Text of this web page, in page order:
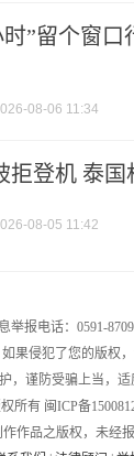
”留个窗口
08-06 11:34
拒登机 泰国
08-05 11:42
报电话：0591-
果侵犯了您的版权
谨防受骗上当，
所有 闽ICP备
作品之版权，未经